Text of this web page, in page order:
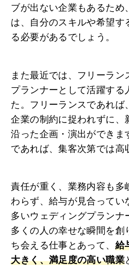
ブが出ない企業もあるため
は、自分のスキルや希望す
る必要があるでしょう。
また最近では、フリーラン
プランナーとして活躍する
た。フリーランスであれば
企業の制約に捉われずに、
沿った企画・演出ができま
であれば、集客次第では高
責任が重く、業務内容も多
わらず、給与が見合ってい
多いウェディングプランナ
多くの人の幸せな瞬間を創
ち会える仕事とあって、 給
大きく、満足度の高い職業